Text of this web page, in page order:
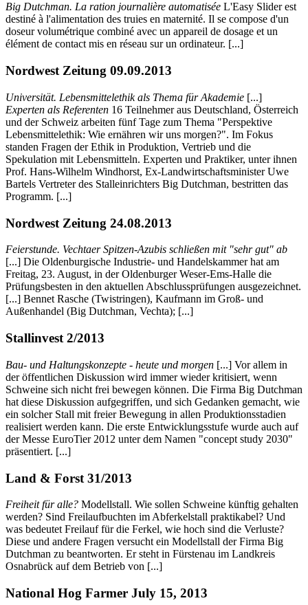
Big Dutchman. La ration journalière automatisée L'Easy Slider est
destiné à l'alimentation des truies en maternité. Il se compose d'un
doseur volumétrique combiné avec un appareil de dosage et un
élément de contact mis en réseau sur un ordinateur. [...]
Nordwest Zeitung 09.09.2013
Universität. Lebensmittelethik als Thema für Akademie [...]
Experten als Referenten 16 Teilnehmer aus Deutschland, Österreich
und der Schweiz arbeiten fünf Tage zum Thema "Perspektive
Lebensmittelethik: Wie ernähren wir uns morgen?". Im Fokus
standen Fragen der Ethik in Produktion, Vertrieb und die
Spekulation mit Lebensmitteln. Experten und Praktiker, unter ihnen
Prof. Hans-Wilhelm Windhorst, Ex-Landwirtschaftsminister Uwe
Bartels Vertreter des Stalleinrichters Big Dutchman, bestritten das
Programm. [...]
Nordwest Zeitung 24.08.2013
Feierstunde. Vechtaer Spitzen-Azubis schließen mit "sehr gut" ab
[...] Die Oldenburgische Industrie- und Handelskammer hat am
Freitag, 23. August, in der Oldenburger Weser-Ems-Halle die
Prüfungsbesten in den aktuellen Abschlussprüfungen ausgezeichnet.
[...] Bennet Rasche (Twistringen), Kaufmann im Groß- und
Außenhandel (Big Dutchman, Vechta); [...]
Stallinvest 2/2013
Bau- und Haltungskonzepte - heute und morgen [...] Vor allem in
der öffentlichen Diskussion wird immer wieder kritisiert, wenn
Schweine sich nicht frei bewegen können. Die Firma Big Dutchman
hat diese Diskussion aufgegriffen, und sich Gedanken gemacht, wie
ein solcher Stall mit freier Bewegung in allen Produktionsstadien
realisiert werden kann. Die erste Entwicklungsstufe wurde auch auf
der Messe EuroTier 2012 unter dem Namen "concept study 2030"
präsentiert. [...]
Land & Forst 31/2013
Freiheit für alle? Modellstall. Wie sollen Schweine künftig gehalten
werden? Sind Freilaufbuchten im Abferkelstall praktikabel? Und
was bedeutet Freilauf für die Ferkel, wie hoch sind die Verluste?
Diese und andere Fragen versucht ein Modellstall der Firma Big
Dutchman zu beantworten. Er steht in Fürstenau im Landkreis
Osnabrück auf dem Betrieb von [...]
National Hog Farmer July 15, 2013